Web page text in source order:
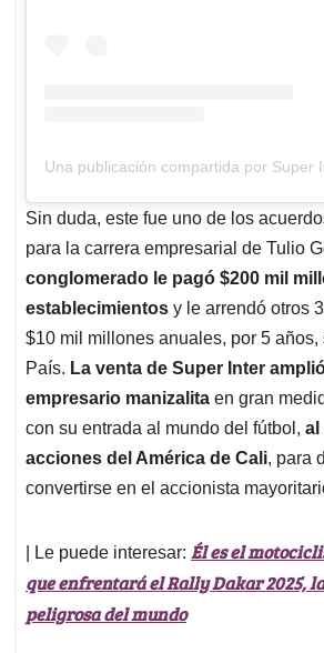
Una publicación compartida por
Sin duda, este fue uno de los
para la carrera empresarial de Tulio
conglomerado le pagó $200 mil
establecimientos y le arrendó otros
$10 mil millones anuales, por 5 años,
País. La venta de Super Inter
empresario manizalita en gran
con su entrada al mundo del fútbol, al
acciones del América de Cali, para
convertirse en el accionista
| Le puede interesar: Él es el
que enfrentará el Rally Dakar 2025,
peligrosa del mundo